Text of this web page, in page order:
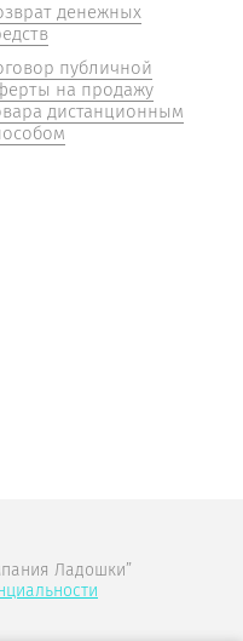
денежных
публичной
на продажу
дистанционным
Ладошки”